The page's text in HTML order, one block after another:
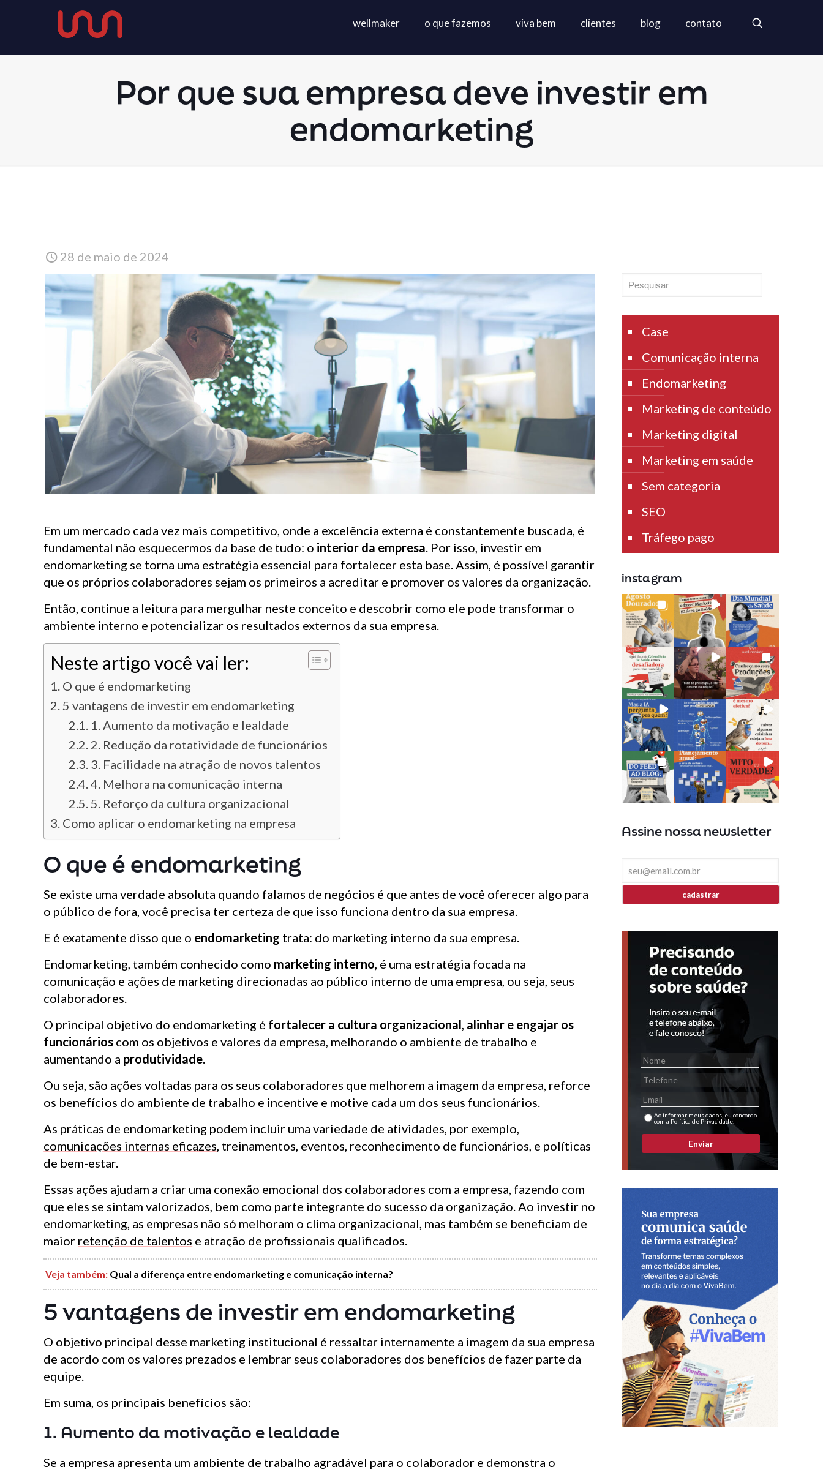
wellmaker o que fazemos viva bem clientes blog contato
Por que sua empresa deve investir em
endomarketing
28 de maio de 2024
Em um mercado cada vez mais competitivo, onde a excelência externa é constantemente buscada, é
fundamental não esquecermos da base de tudo: o interior da empresa. Por isso, investir em
endomarketing se torna uma estratégia essencial para fortalecer esta base. Assim, é possível garantir
que os próprios colaboradores sejam os primeiros a acreditar e promover os valores da organização.
Então, continue a leitura para mergulhar neste conceito e descobrir como ele pode transformar o
ambiente interno e potencializar os resultados externos da sua empresa.
Neste artigo você vai ler:
O que é endomarketing
5 vantagens de investir em endomarketing
1. Aumento da motivação e lealdade
2. Redução da rotatividade de funcionários
3. Facilidade na atração de novos talentos
4. Melhora na comunicação interna
5. Reforço da cultura organizacional
Como aplicar o endomarketing na empresa
O que é endomarketing
Se existe uma verdade absoluta quando falamos de negócios é que antes de você oferecer algo para
o público de fora, você precisa ter certeza de que isso funciona dentro da sua empresa.
E é exatamente disso que o endomarketing trata: do marketing interno da sua empresa.
Endomarketing, também conhecido como marketing interno, é uma estratégia focada na
comunicação e ações de marketing direcionadas ao público interno de uma empresa, ou seja, seus
colaboradores.
O principal objetivo do endomarketing é fortalecer a cultura organizacional, alinhar e engajar os
funcionários com os objetivos e valores da empresa, melhorando o ambiente de trabalho e
aumentando a produtividade.
Ou seja, são ações voltadas para os seus colaboradores que melhorem a imagem da empresa, reforce
os benefícios do ambiente de trabalho e incentive e motive cada um dos seus funcionários.
As práticas de endomarketing podem incluir uma variedade de atividades, por exemplo,
comunicações internas eficazes, treinamentos, eventos, reconhecimento de funcionários, e políticas
de bem-estar.
Essas ações ajudam a criar uma conexão emocional dos colaboradores com a empresa, fazendo com
que eles se sintam valorizados, bem como parte integrante do sucesso da organização. Ao investir no
endomarketing, as empresas não só melhoram o clima organizacional, mas também se beneficiam de
maior retenção de talentos e atração de profissionais qualificados.
Veja também: Qual a diferença entre endomarketing e comunicação interna?
5 vantagens de investir em endomarketing
O objetivo principal desse marketing institucional é ressaltar internamente a imagem da sua empresa
de acordo com os valores prezados e lembrar seus colaboradores dos benefícios de fazer parte da
equipe.
Em suma, os principais benefícios são:
1. Aumento da motivação e lealdade
Se a empresa apresenta um ambiente de trabalho agradável para o colaborador e demonstra o
Pesquisar
Case
Comunicação interna
Endomarketing
Marketing de conteúdo
Marketing digital
Marketing em saúde
Sem categoria
SEO
Tráfego pago
instagram
Assine nossa newsletter
cadastrar
Ao informar meus dados, eu concordo
com a Política de Privacidade.
Enviar